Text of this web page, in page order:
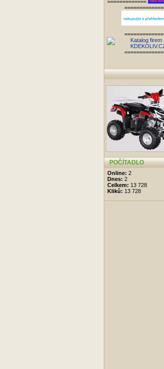
=============
=============
=============
=============
POČÍTADLO
Online: 2
Dnes: 2
Celkem: 13 728
Kliků: 13 728